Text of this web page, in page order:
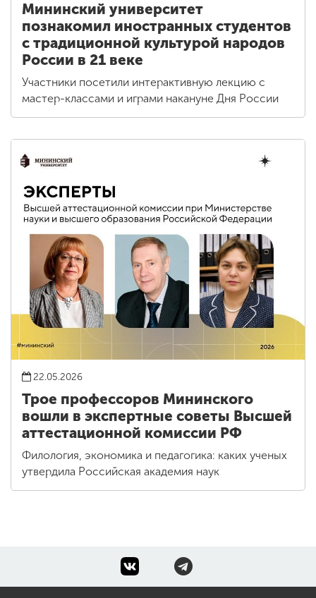
Мининский университет
познакомил иностранных студентов
с традиционной культурой народов
России в 21 веке
Участники посетили интерактивную лекцию с
мастер-классами и играми накануне Дня России
22.05.2026
Трое профессоров Мининского
вошли в экспертные советы Высшей
аттестационной комиссии РФ
Филология, экономика и педагогика: каких ученых
утвердила Российская академия наук